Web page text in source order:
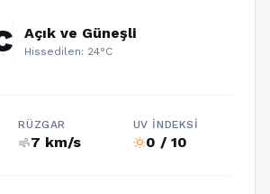
Açık ve Güneşli
Hissedilen: 24°C
RÜZGAR
air7 km/s
UV İNDEKSI
wb_sunny0 / 10